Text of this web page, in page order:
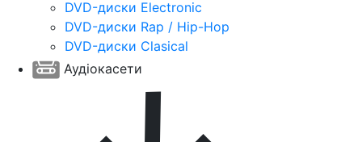
DVD-диски Electronic
DVD-диски Rap / Hip-Hop
DVD-диски Clasical
Аудіокасети